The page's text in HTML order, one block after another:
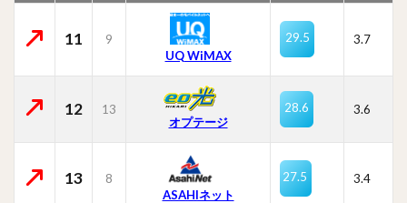
11
9
UQ WiMAX
29.5 3.7
12
13
オプテージ
28.6 3.6
13
8
ASAHIネット
27.5 3.4